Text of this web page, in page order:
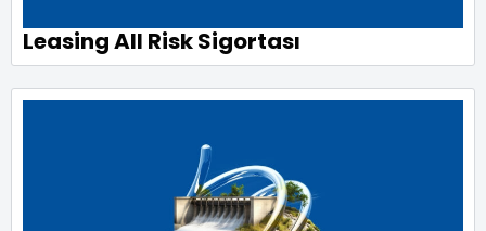
Leasing All Risk Sigortası